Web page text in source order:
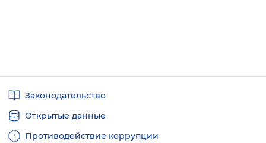
ссылкиЗаконодательство
Открытые данные
Противодействие коррупции